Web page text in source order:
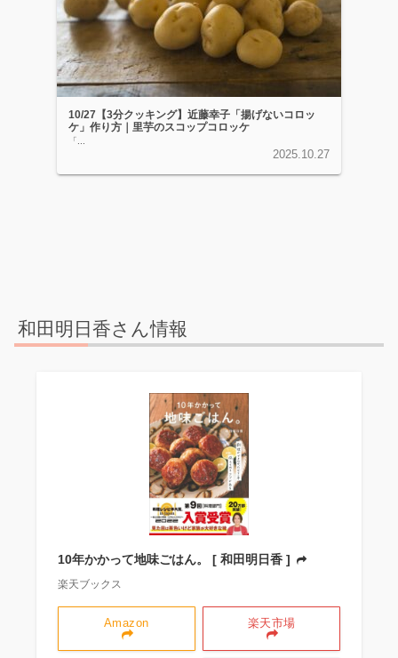
10/27【3分クッキング】近藤幸子「揚げないコロッ
ケ」作り方｜里芋のスコップコロッケ
「...
2025.10.27
和田明日香さん情報
10年かかって地味ごはん。 [ 和田明日香 ]
楽天ブックス
Amazon 楽天市場